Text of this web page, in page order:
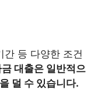
간 등 다양한 조건
대출은 일반적으
덜 수 있습니다.